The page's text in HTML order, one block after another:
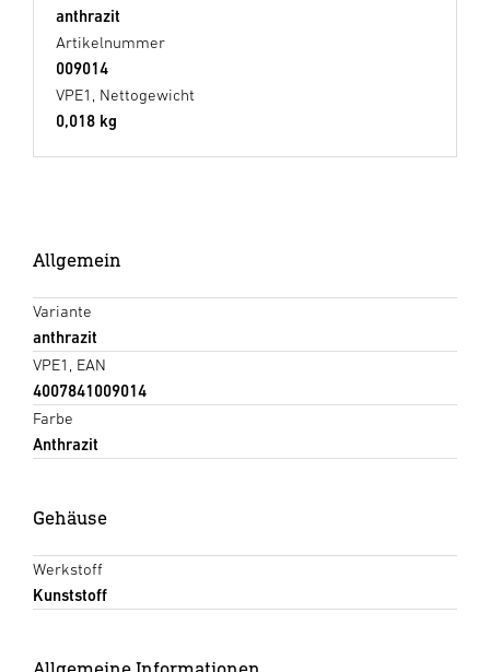
anthrazit
Artikelnummer
009014
VPE1, Nettogewicht
0,018 kg
Allgemein
Variante
anthrazit
VPE1, EAN
4007841009014
Farbe
Anthrazit
Gehäuse
Werkstoff
Kunststoff